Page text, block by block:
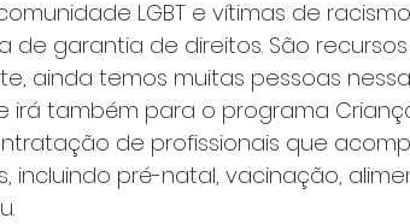
LGBT e vítimas de
de garantia de direitos. São
ainda temos muitas pessoas
irá também para o programa
de profissionais que
incluindo pré-natal, vacinação,